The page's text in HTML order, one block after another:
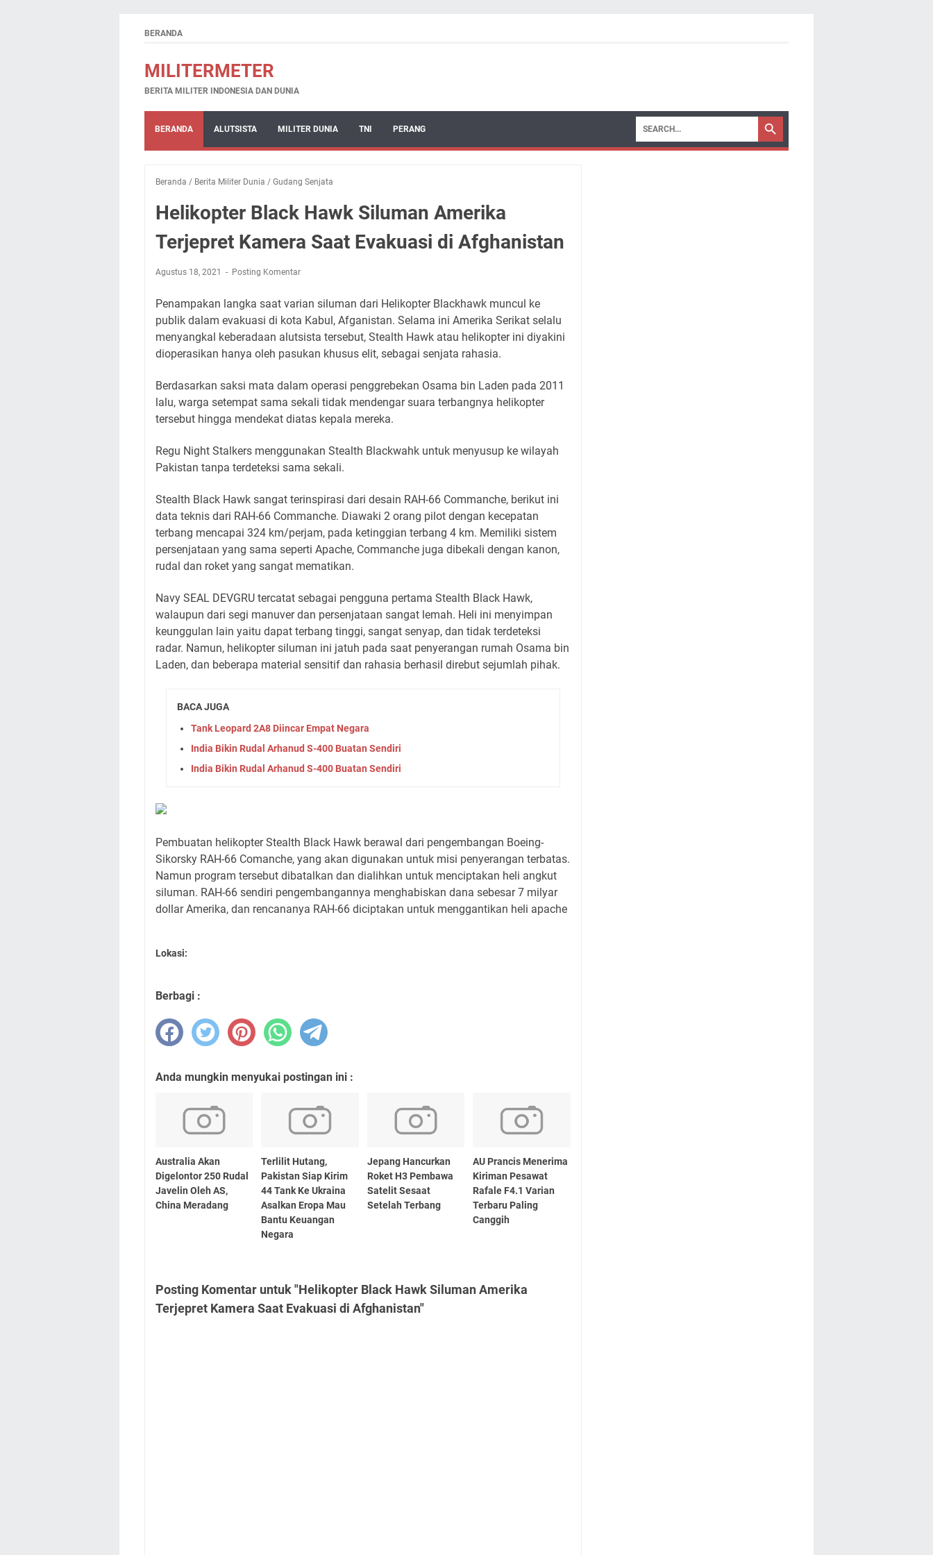
BERANDA
MILITERMETER
BERITA MILITER INDONESIA DAN DUNIA
BERANDA ALUTSISTA MILITER DUNIA TNI PERANG
Beranda / Berita Militer Dunia / Gudang Senjata
Helikopter Black Hawk Siluman Amerika
Terjepret Kamera Saat Evakuasi di Afghanistan
Agustus 18, 2021 Posting Komentar
Penampakan langka saat varian siluman dari Helikopter Blackhawk muncul ke
publik dalam evakuasi di kota Kabul, Afganistan. Selama ini Amerika Serikat selalu
menyangkal keberadaan alutsista tersebut, Stealth Hawk atau helikopter ini diyakini
dioperasikan hanya oleh pasukan khusus elit, sebagai senjata rahasia.
Berdasarkan saksi mata dalam operasi penggrebekan Osama bin Laden pada 2011
lalu, warga setempat sama sekali tidak mendengar suara terbangnya helikopter
tersebut hingga mendekat diatas kepala mereka.
Regu Night Stalkers menggunakan Stealth Blackwahk untuk menyusup ke wilayah
Pakistan tanpa terdeteksi sama sekali.
Stealth Black Hawk sangat terinspirasi dari desain RAH-66 Commanche, berikut ini
data teknis dari RAH-66 Commanche. Diawaki 2 orang pilot dengan kecepatan
terbang mencapai 324 km/perjam, pada ketinggian terbang 4 km. Memiliki sistem
persenjataan yang sama seperti Apache, Commanche juga dibekali dengan kanon,
rudal dan roket yang sangat mematikan.
Navy SEAL DEVGRU tercatat sebagai pengguna pertama Stealth Black Hawk,
walaupun dari segi manuver dan persenjataan sangat lemah. Heli ini menyimpan
keunggulan lain yaitu dapat terbang tinggi, sangat senyap, dan tidak terdeteksi
radar. Namun, helikopter siluman ini jatuh pada saat penyerangan rumah Osama bin
Laden, dan beberapa material sensitif dan rahasia berhasil direbut sejumlah pihak.
BACA JUGA
Tank Leopard 2A8 Diincar Empat Negara
India Bikin Rudal Arhanud S-400 Buatan Sendiri
India Bikin Rudal Arhanud S-400 Buatan Sendiri
Pembuatan helikopter Stealth Black Hawk berawal dari pengembangan Boeing-
Sikorsky RAH-66 Comanche, yang akan digunakan untuk misi penyerangan terbatas.
Namun program tersebut dibatalkan dan dialihkan untuk menciptakan heli angkut
siluman. RAH-66 sendiri pengembangannya menghabiskan dana sebesar 7 milyar
dollar Amerika, dan rencananya RAH-66 diciptakan untuk menggantikan heli apache
Lokasi:
Berbagi :
Anda mungkin menyukai postingan ini :
Australia Akan
Digelontor 250 Rudal
Javelin Oleh AS,
China Meradang
Terlilit Hutang,
Pakistan Siap Kirim
44 Tank Ke Ukraina
Asalkan Eropa Mau
Bantu Keuangan
Negara
Jepang Hancurkan
Roket H3 Pembawa
Satelit Sesaat
Setelah Terbang
AU Prancis Menerima
Kiriman Pesawat
Rafale F4.1 Varian
Terbaru Paling
Canggih
Posting Komentar untuk "Helikopter Black Hawk Siluman Amerika
Terjepret Kamera Saat Evakuasi di Afghanistan"